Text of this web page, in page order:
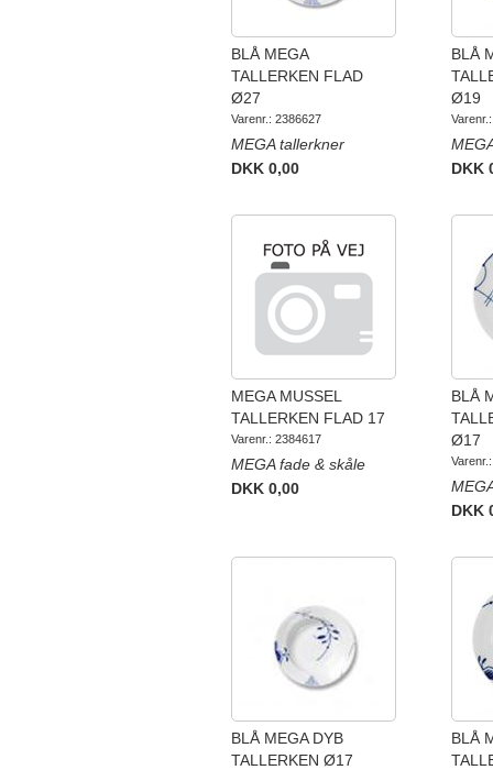
BLÅ MEGA
TALLERKEN FLAD
Ø27
Varenr.: 2386627
MEGA tallerkner
DKK 0,00
BLÅ
Ø19
DKK
MEGA MUSSEL
TALLERKEN FLAD 17
Varenr.: 2384617
MEGA fade & skåle
DKK 0,00
BLÅ
Ø17
DKK
BLÅ MEGA DYB
TALLERKEN Ø17
BLÅ